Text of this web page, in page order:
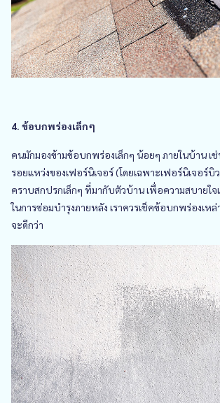
4. ข้อบกพร่องเล็กๆ
คนมักมองข้ามข้อบกพร่องเล็กๆ น้อยๆ ภายในบ้าน เ
รอยแหว่งของเฟอร์นิเจอร์ (โดยเฉพาะเฟอร์นิเจอร์
คราบสกปรกเล็กๆ ที่มากับตัวบ้าน เพื่อความสบายใจ
ในการซ่อมบำรุงภายหลัง เราควรเช็คข้อบกพร่องเ
จะดีกว่า